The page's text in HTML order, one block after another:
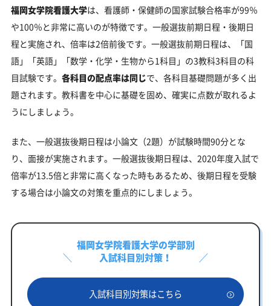
福岡女学院看護大学は、看護師・保健師の国家試験合格率が99％
や100％と非常に高いのが特徴です。一般選抜前期日程・後期日
程と実施され、倍率は2倍前後です。一般選抜前期日程は、「国
語」「英語」「数学・化学・生物から1科目」の3教科3科目の科
目試験です。 各科目の配点率は同じで、各科目基礎問題が多く出
題されます。教科書を中心に基礎を固め、確実に点数が取れるよ
うにしましょう。
また、一般選抜後期日程は小論文（2題）が試験時間90分とな
り、面接が実施されます。一般選抜後期日程は、2020年度入試で
倍率が13.5倍と非常に高くなった時もあるため、後期日程を受験
する場合は小論文の対策を重点的にしましょう。
福岡女学院看護大学の学部別
入試科目別対策！
入試科目別対策はこちら